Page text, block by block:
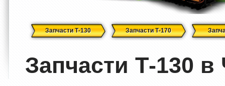
Запчасти Т-130 Запчасти Т-170
Запчасти Т-130